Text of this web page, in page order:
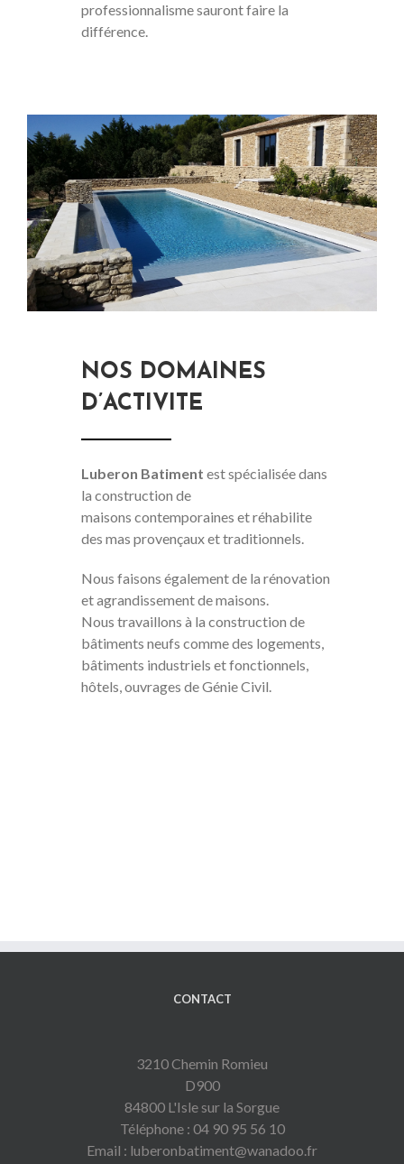
professionnalisme sauront faire la
différence.
NOS DOMAINES
D’ACTIVITE
Luberon Batiment est spécialisée dans
la construction de
maisons contemporaines et réhabilite
des mas provençaux et traditionnels.
Nous faisons également de la rénovation
et agrandissement de maisons.
Nous travaillons à la construction de
bâtiments neufs comme des logements,
bâtiments industriels et fonctionnels,
hôtels, ouvrages de Génie Civil.
CONTACT
3210 Chemin Romieu
D900
84800 L'Isle sur la Sorgue
Téléphone : 04 90 95 56 10
Email : luberonbatiment@wanadoo.fr